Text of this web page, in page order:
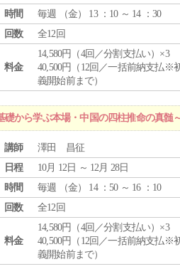
時間
毎週 （金） 13 ：10 ～ 14 ：30
回数
全12回
料金
14,580円（4回／分割支払い）×3
40,500円（12回／一括前納支払※
義開始前まで）
から学ぶ本場・中国の四柱推命の真髄
講師
澤田 昌征
日程
10月 12日 ～ 12月 28日
時間
毎週 （金） 14 ：50 ～ 16 ：10
回数
全12回
料金
14,580円（4回／分割支払い）×3
40,500円（12回／一括前納支払※
義開始前まで）